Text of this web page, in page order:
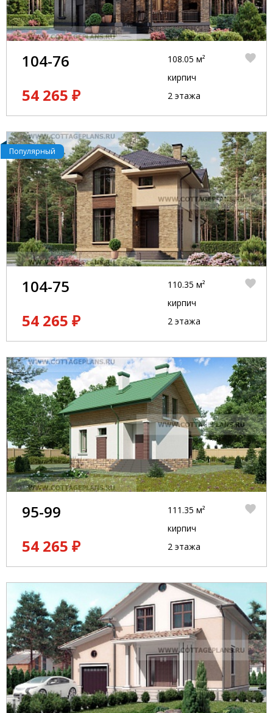
104-76
54 265 ₽
108.05 м²
кирпич
2 этажа
Популярный
104-75
54 265 ₽
110.35 м²
кирпич
2 этажа
95-99
54 265 ₽
111.35 м²
кирпич
2 этажа